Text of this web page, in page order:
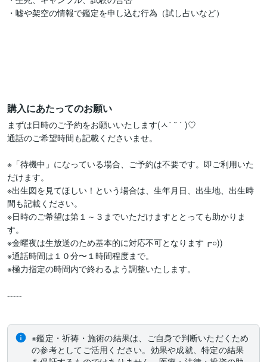
・嘘や架空の情報で鑑定を申し込む行為（試し占いなど）
購入にあたってのお願い
まずは日時のご予約をお願いいたします(ㅅ˙ ˘ ˙ )♡
通話のご希望時間も記載くださいませ。
※「待機中」になっている場合、ご予約は不要です。即ご利用いた
だけます。
※出生図を見てほしい！という場合は、生年月日、出生地、出生時
間も記載ください。
※日時のご希望は第１～３までいただけますととっても助かりま
す。
※金曜夜は生放送のため基本的に対応不可となります┏○))
※通話時間は１０分〜１時間程度まで。
※極力指定の時間内で終わるよう調整いたします。
-----
※鑑定・祈祷・施術の結果は、ご自身で判断いただくため
の参考としてご活用ください。効果や成就、特定の結果